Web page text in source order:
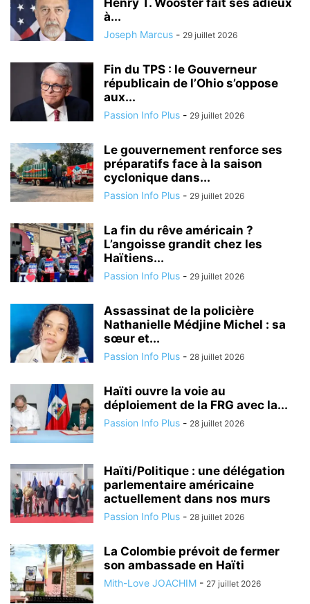
Henry T. Wooster fait ses adieux
à...
Joseph Marcus - 29 juillet 2026
Fin du TPS : le Gouverneur
républicain de l’Ohio s’oppose
aux...
Passion Info Plus - 29 juillet 2026
Le gouvernement renforce ses
préparatifs face à la saison
cyclonique dans...
Passion Info Plus - 29 juillet 2026
La fin du rêve américain ?
L’angoisse grandit chez les
Haïtiens...
Passion Info Plus - 29 juillet 2026
Assassinat de la policière
Nathanielle Médjine Michel : sa
sœur et...
Passion Info Plus - 28 juillet 2026
Haïti ouvre la voie au
déploiement de la FRG avec la...
Passion Info Plus - 28 juillet 2026
Haïti/Politique : une délégation
parlementaire américaine
actuellement dans nos murs
Passion Info Plus - 28 juillet 2026
La Colombie prévoit de fermer
son ambassade en Haïti
Mith-Love JOACHIM - 27 juillet 2026